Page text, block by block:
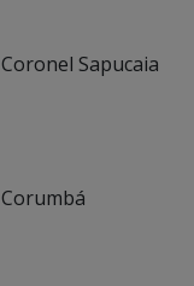
Coronel Sapucaia
Corumbá